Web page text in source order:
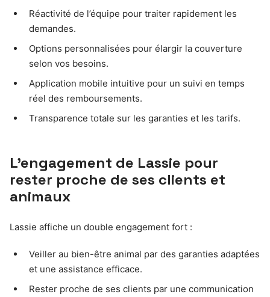
Réactivité de l’équipe pour traiter rapidement les
demandes.
Options personnalisées pour élargir la couverture
selon vos besoins.
Application mobile intuitive pour un suivi en temps
réel des remboursements.
Transparence totale sur les garanties et les tarifs.
L’engagement de Lassie pour
rester proche de ses clients et
animaux
Lassie affiche un double engagement fort :
Veiller au bien-être animal par des garanties adaptées
et une assistance efficace.
Rester proche de ses clients par une communication